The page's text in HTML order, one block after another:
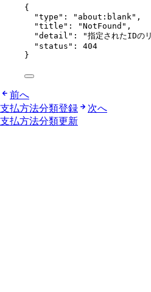
{
"type" : " about:blank" ,
"title" : "NotFound " ,
"detail" : "指定されたIDの
"status" : 404
}
前へ
支払方法分類登録
次へ
支払方法分類更新